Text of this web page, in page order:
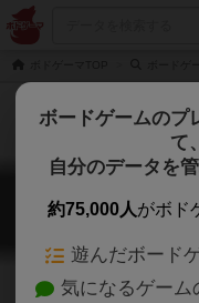
ボードゲームのプ
て、
自分のデータを
約75,000人がボド
遊んだボード
気になるゲーム